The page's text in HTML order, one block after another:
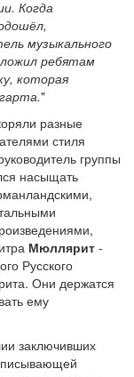
Когда
музыкального
ребятам
которая
"
разные
стиля
группы
насыщать
Мюллярит -
Русского
Они держатся
ему
заключивших